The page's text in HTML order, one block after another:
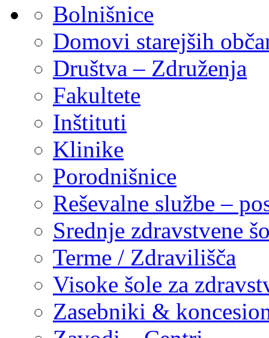
Bolnišnice
Domovi starejših
Društva – Združenja
Fakultete
Inštituti
Klinike
Porodnišnice
Reševalne službe –
Srednje zdravstvene
Terme / Zdravilišča
Visoke šole za
Zasebniki &